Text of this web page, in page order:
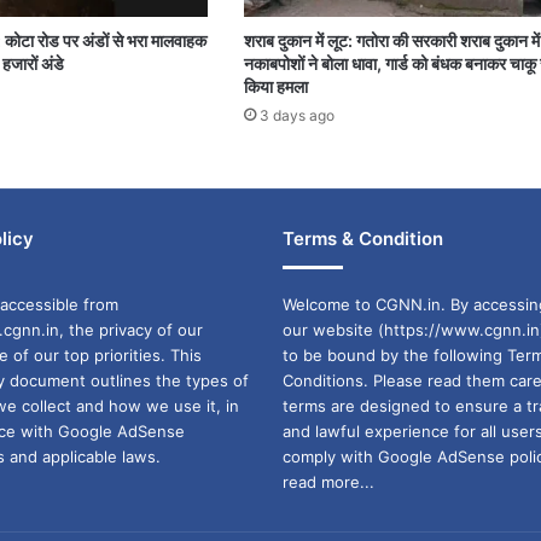
रोड पर अंडों से भरा मालवाहक
अंडे
शराब दुकान में लूट: गतोरा की सरकारी शराब दुकान
नकाबपोशों ने बोला धावा, गार्ड को बंधक बनाकर
किया हमला
3 days ago
from
the privacy of our
of our top priorities. This
document outlines the types of
collect and how we use it, in
with Google AdSense
and applicable laws.
Terms & Condition
Welcome to CGNN.in. By
our website (https://
to be bound by the following
Conditions. Please read them
terms are designed to ensure a
and lawful experience for all
comply with Google AdSense
read more...